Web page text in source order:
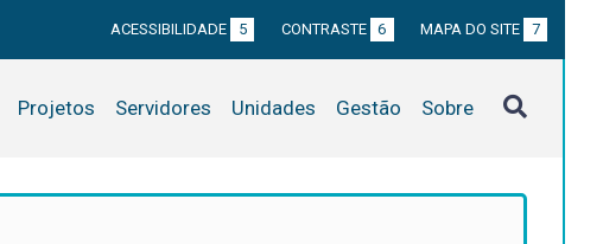
ACESSIBILIDADE 5 CONTRASTE 6 MAPA DO SITE 7
Projetos Servidores Unidades Gestão Sobre